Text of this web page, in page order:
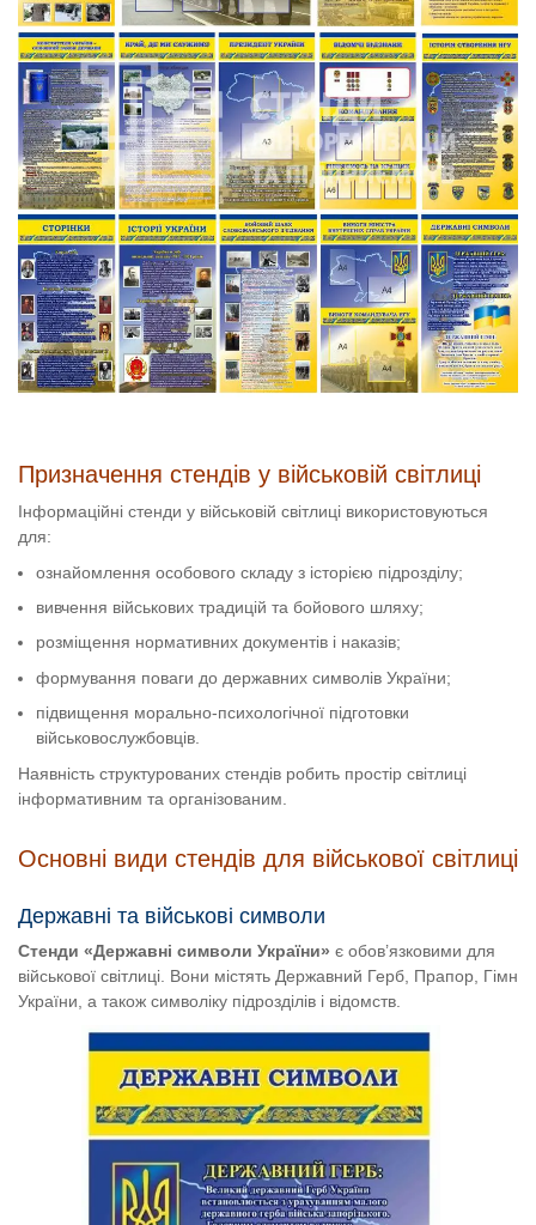
Призначення стендів у військовій світлиці
Інформаційні стенди у військовій світлиці використовуються
для:
ознайомлення особового складу з історією підрозділу;
вивчення військових традицій та бойового шляху;
розміщення нормативних документів і наказів;
формування поваги до державних символів України;
підвищення морально-психологічної підготовки
військовослужбовців.
Наявність структурованих стендів робить простір світлиці
інформативним та організованим.
Основні види стендів для військової світлиці
Державні та військові символи
Стенди «Державні символи України» є обов’язковими для
військової світлиці. Вони містять Державний Герб, Прапор, Гімн
України, а також символіку підрозділів і відомств.